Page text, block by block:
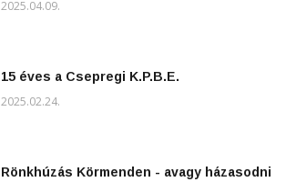
2025.04.09.
15 éves a Csepregi K.P.B.E.
2025.02.24.
Rönkhúzás Körmenden - avagy házasodni